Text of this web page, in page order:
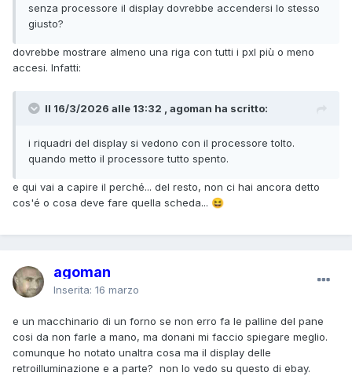
senza processore il display dovrebbe accendersi lo stesso
giusto?
dovrebbe mostrare almeno una riga con tutti i pxl più o meno
accesi. Infatti:
Il 16/3/2026 alle 13:32 , agoman ha scritto:
i riquadri del display si vedono con il processore tolto.
quando metto il processore tutto spento.
e qui vai a capire il perché... del resto, non ci hai ancora detto
cos'é o cosa deve fare quella scheda... 😆
agoman
Inserita: 16 marzo
e un macchinario di un forno se non erro fa le palline del pane
cosi da non farle a mano, ma donani mi faccio spiegare meglio.
comunque ho notato unaltra cosa ma il display delle
retroilluminazione e a parte? non lo vedo su questo di ebay.